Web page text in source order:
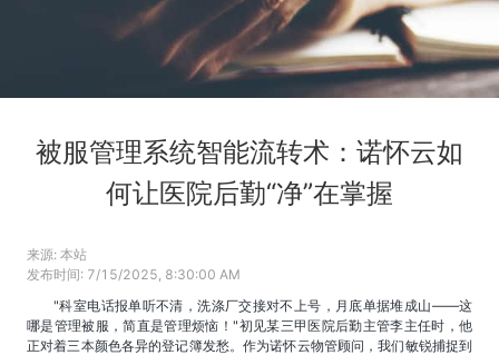
被服管理系统智能流转术：诺怀云如
何让医院后勤“净”在掌握
来源: 本站
发布时间: 7/15/2025, 8:30:00 AM
"科室电话报单听不清，洗涤厂交接对不上号，月底单据堆成山——这
哪是管理被服，简直是管理烦恼！"初见某三甲医院后勤主管李主任时，他
正对着三本颜色各异的登记簿发愁。作为诺怀云物管顾问，我们敏锐捕捉到